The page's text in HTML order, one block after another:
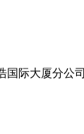
国际大厦分公司